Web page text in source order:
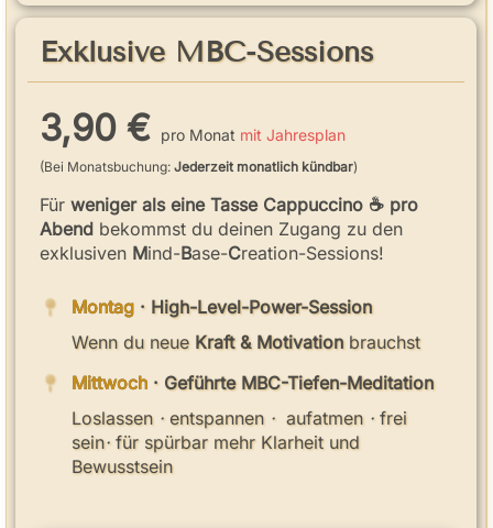
Exklusive MBC-Sessions
3,90 € pro Monat mit Jahresplan
(Bei Monatsbuchung: Jederzeit monatlich kündbar)
Für weniger als eine Tasse Cappuccino ☕ pro
Abend bekommst du deinen Zugang zu den
exklusiven Mind-Base-Creation-Sessions!
Montag · High-Level-Power-Session
Wenn du neue Kraft & Motivationbrauchst
Mittwoch · Geführte MBC-Tiefen-Meditation
Loslassen · entspannen · aufatmen · frei
sein· für spürbar mehr Klarheit und
Bewusstsein